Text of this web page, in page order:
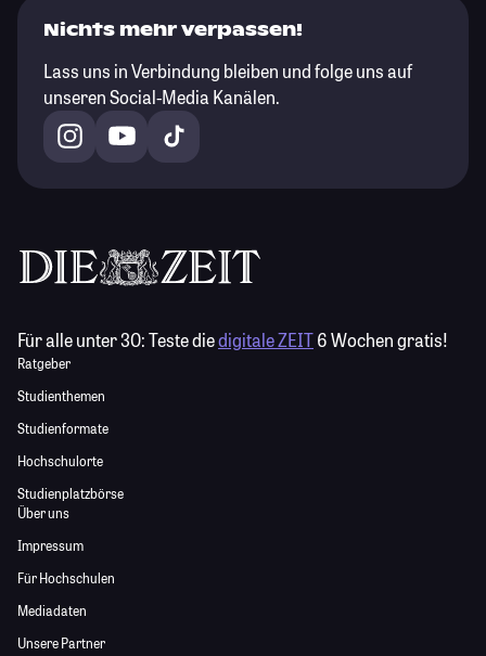
Nichts mehr verpassen!
Lass uns in Verbindung bleiben und folge uns auf
unseren Social-Media Kanälen.
Für alle unter 30:Teste diedigitale ZEIT6 Wochen gratis!
Ratgeber
Studienthemen
Studienformate
Hochschulorte
Studienplatzbörse
Über uns
Impressum
Für Hochschulen
Mediadaten
Unsere Partner